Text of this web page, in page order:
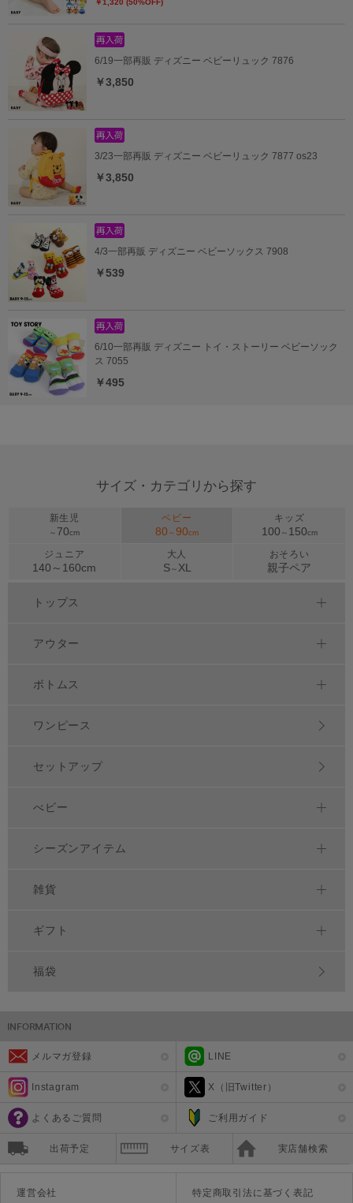
6/19一部再販 ディズニー ベビーリュック 7876
￥3,850
3/23一部再販 ディズニー ベビーリュック 7877 os23
￥3,850
4/3一部再販 ディズニー ベビーソックス 7908
￥539
6/10一部再販 ディズニー トイ・ストーリー ベビーソック
ス 7055
￥495
サイズ・カテゴリから探す
新生児
～ 70cm
ベビー
80 ～90cm
キッズ
100 ～ 150cm
ジュニア
140～ 160cm
大人
S～ XL
おそろい
親子ペア
トップス
アウター
ボトムス
ワンピース
セットアップ
べビー
シーズンアイテム
雑貨
ギフト
福袋
メルマガ登録 LINE
Instagram X（旧Twitter）
よくあるご質問 ご利用ガイド
出荷予定 サイズ表 実店舗検索
運営会社 特定商取引法に基づく表記